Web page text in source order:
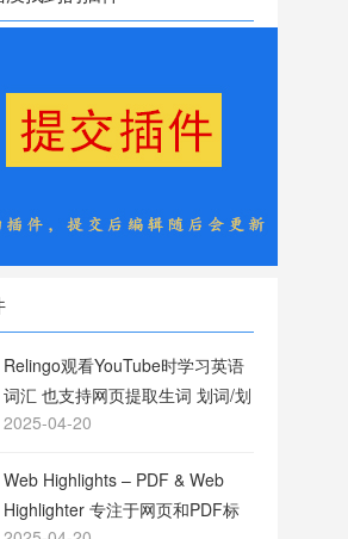
Relingo观看YouTube时学习英语
词汇 也支持网页提取生词 划词/划
句翻译
2025-04-20
Web Highlights – PDF & Web
Highlighter 专注于网页和PDF标